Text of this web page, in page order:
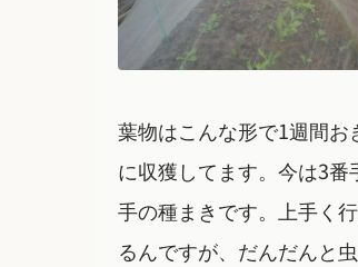
葉物はこんな形で1週間
に収獲してます。今は3
手の種まきです。上手く
るんですが、だんだんと